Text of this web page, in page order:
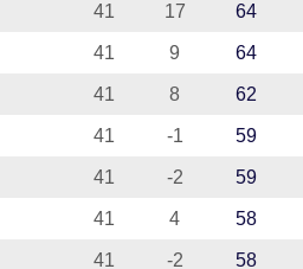
41 17 64
41 9 64
41 8 62
41 -1 59
41 -2 59
41 4 58
41 -2 58